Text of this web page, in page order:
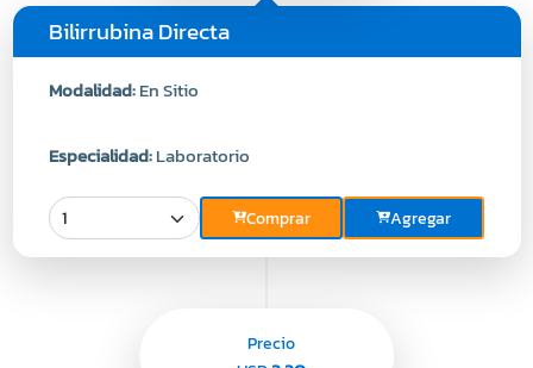
Bilirrubina Directa
Modalidad:En Sitio
Especialidad:Laboratorio
Comprar Agregar
Precio